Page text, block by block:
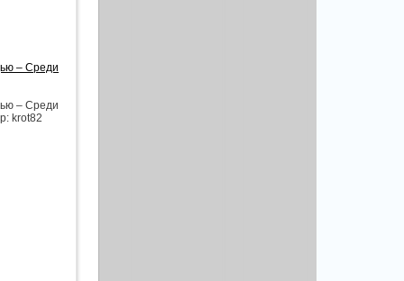
– Среди
– Среди
krot82